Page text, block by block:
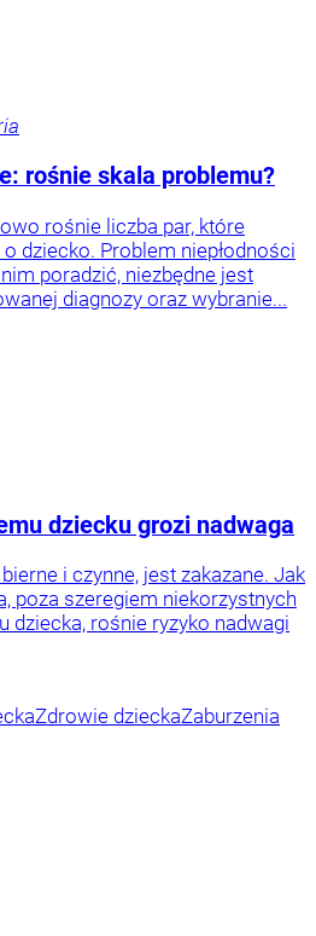
rośnie skala problemu?
rośnie liczba par, które
dziecko. Problem niepłodności
poradzić, niezbędne jest
diagnozy oraz wybranie...
dziecku grozi nadwaga
i czynne, jest zakazane. Jak
poza szeregiem niekorzystnych
dziecka, rośnie ryzyko nadwagi
Zdrowie dzieckaZaburzenia